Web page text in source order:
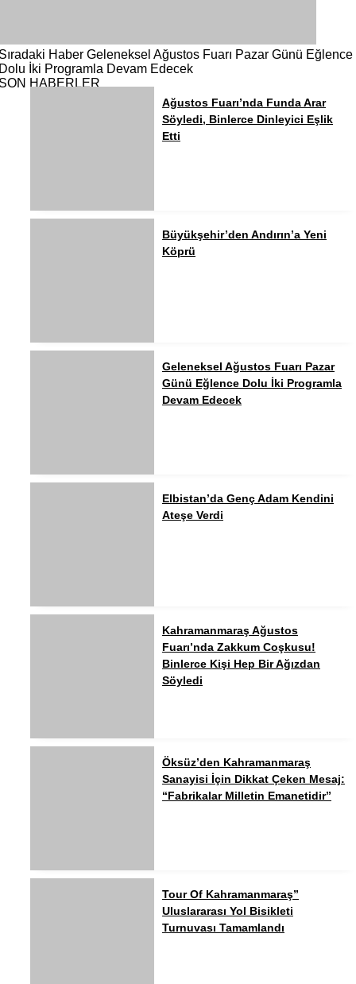
Haber Geleneksel Ağustos Fuarı Pazar Günü Eğlence
İki Programla Devam Edecek
HABERLER
Ağustos Fuarı’nda Funda Arar
Söyledi, Binlerce Dinleyici Eşlik
Etti
Büyükşehir’den Andırın’a Yeni
Köprü
Geleneksel Ağustos Fuarı Pazar
Günü Eğlence Dolu İki Programla
Devam Edecek
Elbistan’da Genç Adam Kendini
Ateşe Verdi
Kahramanmaraş Ağustos
Fuarı’nda Zakkum Coşkusu!
Binlerce Kişi Hep Bir Ağızdan
Söyledi
Öksüz’den Kahramanmaraş
Sanayisi İçin Dikkat Çeken Mesaj:
“Fabrikalar Milletin Emanetidir”
Tour Of Kahramanmaraş”
Uluslararası Yol Bisikleti
Turnuvası Tamamlandı